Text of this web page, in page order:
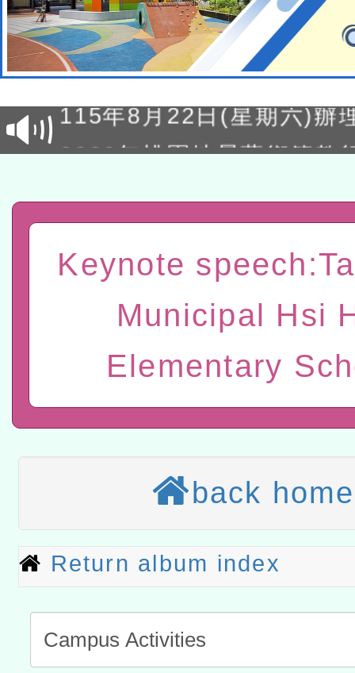
轉知經濟部水利署委託財
研究院辦理「115年表揚
位及節水達人選拔活動」
115年8月22日(星期六)辦
市孔廟祈福系列活動—儒
2026年桃園地景藝術節教
宜
轉知教育部國民及學前教
灣師範大學辦理「114至
進學校輔導計畫師資專業
函轉國家教育研究院中心
民族教育政策研討會「原
轉知教育部國民及學前教
研習實施計畫－夢的N次
臺北學習中心115年度第2
轉知有關國立成功大學辦
章
教育部國民及學前教育署
COVID-19疫苗接種計畫
擴大為「滿6個月以上尚
措施，延長至115年9月28
轉知經濟部水利署委託財
研究院辦理「115年表揚
115年8月22日(星期六)辦
市孔廟祈福系列活動—儒
航」
2026年桃園地景藝術節教
宜
轉知教育部國民及學前教
灣師範大學辦理「114至
Keynote
Municipal Hsi
Elementary
back home
Return album index